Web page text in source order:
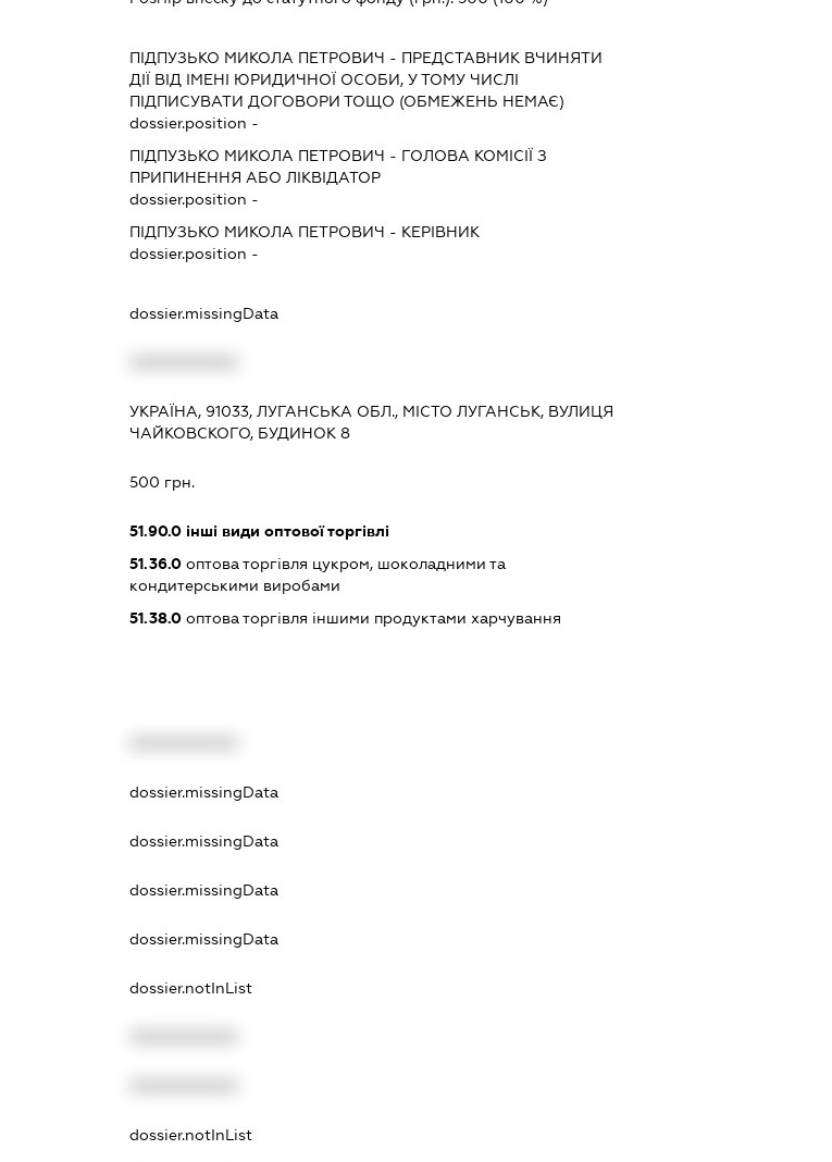
ПІДПУЗЬКО МИКОЛА ПЕТРОВИЧ - ПРЕДСТАВНИК ВЧИНЯТИ
ДІЇ ВІД ІМЕНІ ЮРИДИЧНОЇ ОСОБИ, У ТОМУ ЧИСЛІ
ПІДПИСУВАТИ ДОГОВОРИ ТОЩО (ОБМЕЖЕНЬ НЕМАЄ)
dossier.position -
ПІДПУЗЬКО МИКОЛА ПЕТРОВИЧ - ГОЛОВА КОМІСІЇ З
ПРИПИНЕННЯ АБО ЛІКВІДАТОР
dossier.position -
ПІДПУЗЬКО МИКОЛА ПЕТРОВИЧ - КЕРІВНИК
dossier.position -
dossier.missingData
УКРАЇНА, 91033, ЛУГАНСЬКА ОБЛ., МІСТО ЛУГАНСЬК, ВУЛИЦЯ
ЧАЙКОВСКОГО, БУДИНОК 8
500 грн.
51.90.0інші види оптової торгівлі
51.36.0оптова торгівля цукром, шоколадними та
кондитерськими виробами
51.38.0оптова торгівля іншими продуктами харчування
dossier.missingData
dossier.missingData
dossier.missingData
dossier.missingData
dossier.notInList
dossier.notInList